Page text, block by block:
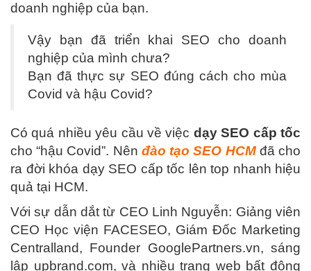
doanh nghiệp của bạn.
Vậy bạn đã triển khai SEO cho doanh
nghiệp của mình chưa?
Bạn đã thực sự SEO đúng cách cho mùa
Covid và hậu Covid?
Có quá nhiều yêu cầu về việc dạy SEO cấp tốc
cho “hậu Covid”. Nên đào tạo SEO HCM đã cho
ra đời khóa dạy SEO cấp tốc lên top nhanh hiệu
quả tại HCM.
Với sự dẫn dắt từ CEO Linh Nguyễn: Giảng viên
CEO Học viện FACESEO, Giám Đốc Marketing
Centralland, Founder GooglePartners.vn, sáng
lập upbrand.com, và nhiều trang web bất động